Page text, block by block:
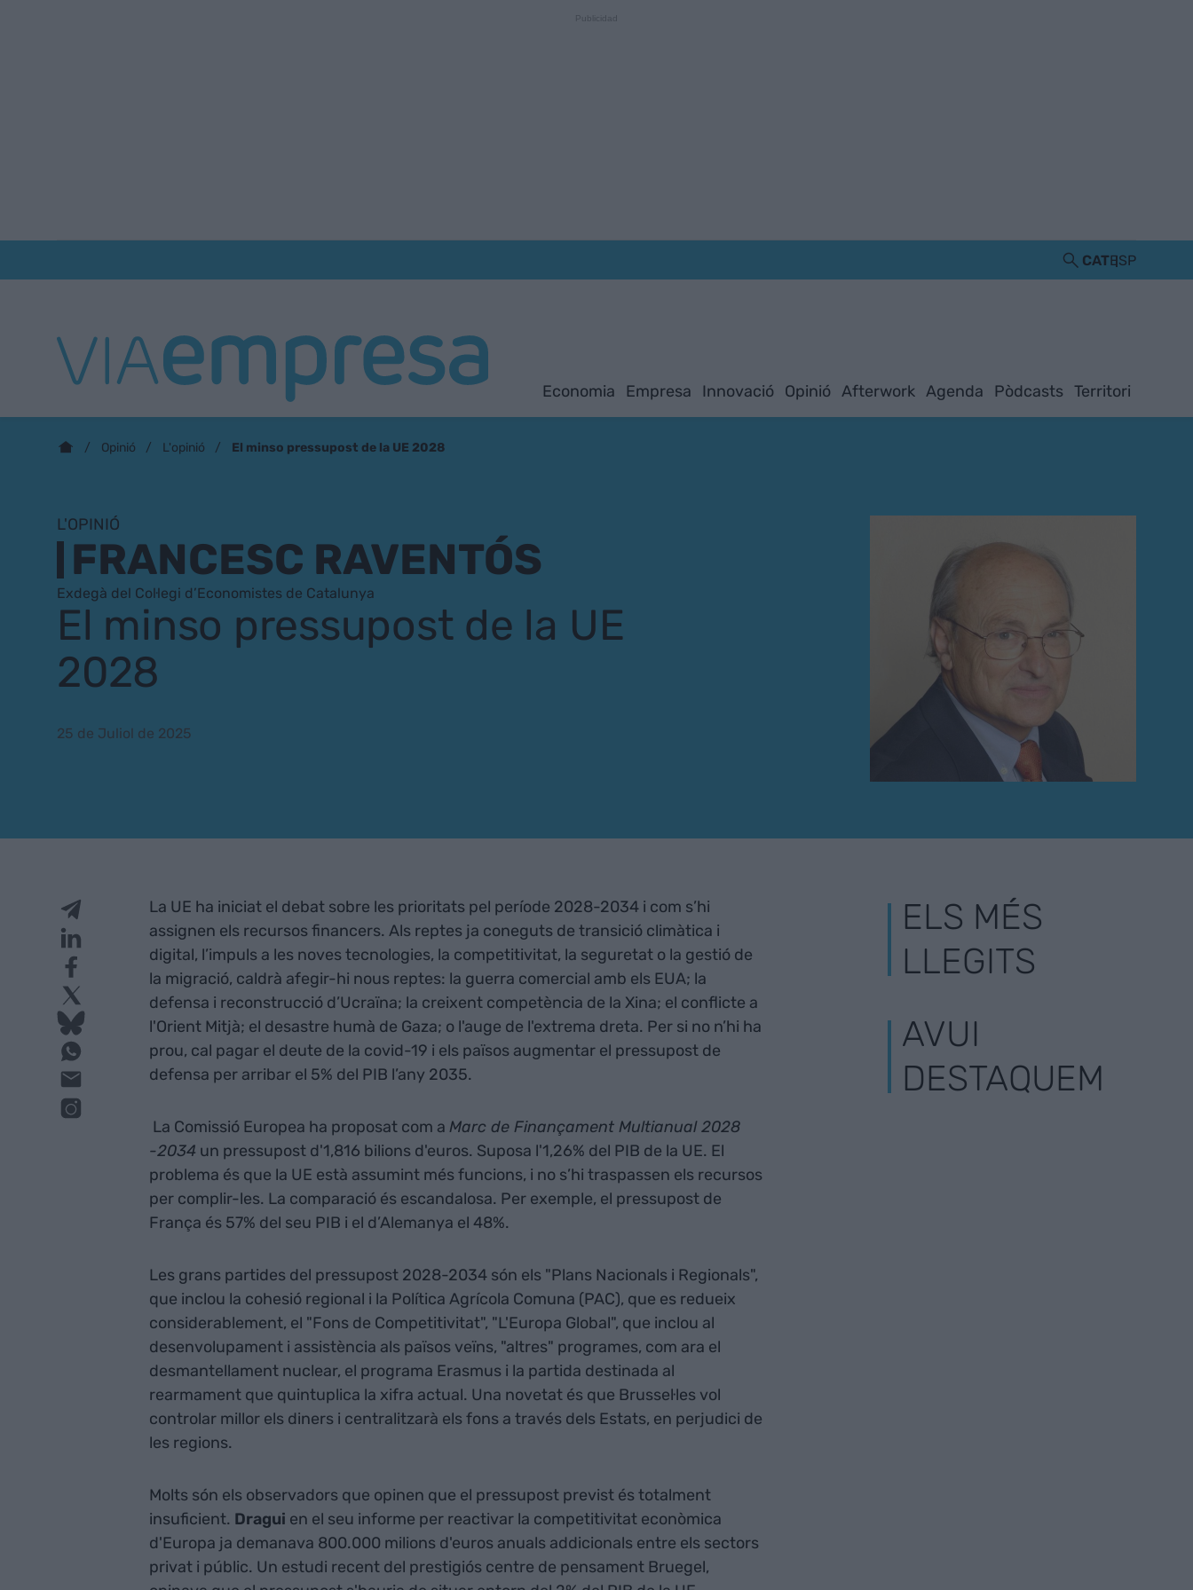
CATESP
Economia Empresa Innovació Opinió Afterwork Agenda Pòdcasts Territori
Opinió L'opinió El minso pressupost de la UE 2028
L'OPINIÓ
FRANCESC RAVENTÓS
Exdegà del Col·legi d’Economistes de Catalunya
El minso pressupost de la UE
2028
25 de Juliol de 2025
La UE ha iniciat el debat sobre les prioritats pel període 2028-2034 i com s’hi
assignen els recursos financers. Als reptes ja coneguts de transició climàtica i
digital, l’impuls a les noves tecnologies, la competitivitat, la seguretat o la gestió de
la migració, caldrà afegir-hi nous reptes: la guerra comercial amb els EUA; la
defensa i reconstrucció d’Ucraïna; la creixent competència de la Xina; el conflicte a
l'Orient Mitjà; el desastre humà de Gaza; o l'auge de l'extrema dreta. Per si no n’hi ha
prou, cal pagar el deute de la covid-19 i els països augmentar el pressupost de
defensa per arribar el 5% del PIB l’any 2035.
La Comissió Europea ha proposat com a Marc de Finançament Multianual 2028
-2034 un pressupost d'1,816 bilions d'euros. Suposa l'1,26% del PIB de la UE. El
problema és que la UE està assumint més funcions, i no s’hi traspassen els recursos
per complir-les. La comparació és escandalosa. Per exemple, el pressupost de
França és 57% del seu PIB i el d’Alemanya el 48%.
Les grans partides del pressupost 2028-2034 són els "Plans Nacionals i Regionals",
que inclou la cohesió regional i la Política Agrícola Comuna (PAC), que es redueix
considerablement, el "Fons de Competitivitat", "L'Europa Global", que inclou al
desenvolupament i assistència als països veïns, "altres" programes, com ara el
desmantellament nuclear, el programa Erasmus i la partida destinada al
rearmament que quintuplica la xifra actual. Una novetat és que Brussel·les vol
controlar millor els diners i centralitzarà els fons a través dels Estats, en perjudici de
les regions.
Molts són els observadors que opinen que el pressupost previst és totalment
insuficient. Dragui en el seu informe per reactivar la competitivitat econòmica
d'Europa ja demanava 800.000 milions d'euros anuals addicionals entre els sectors
privat i públic. Un estudi recent del prestigiós centre de pensament Bruegel,
ELS MÉS
LLEGITS
AVUI
DESTAQUEM